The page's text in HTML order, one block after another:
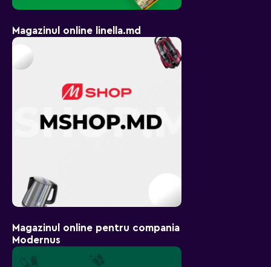
Magazinul online linella.md
Magazinul online pentru compania
Modernus